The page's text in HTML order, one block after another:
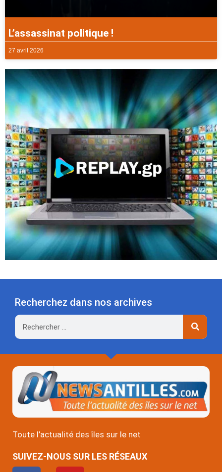
L’assassinat politique !
27 avril 2026
Recherchez dans nos archives
Rechercher
Toute l’actualité des îles sur le net
SUIVEZ-NOUS SUR LES RÉSEAUX